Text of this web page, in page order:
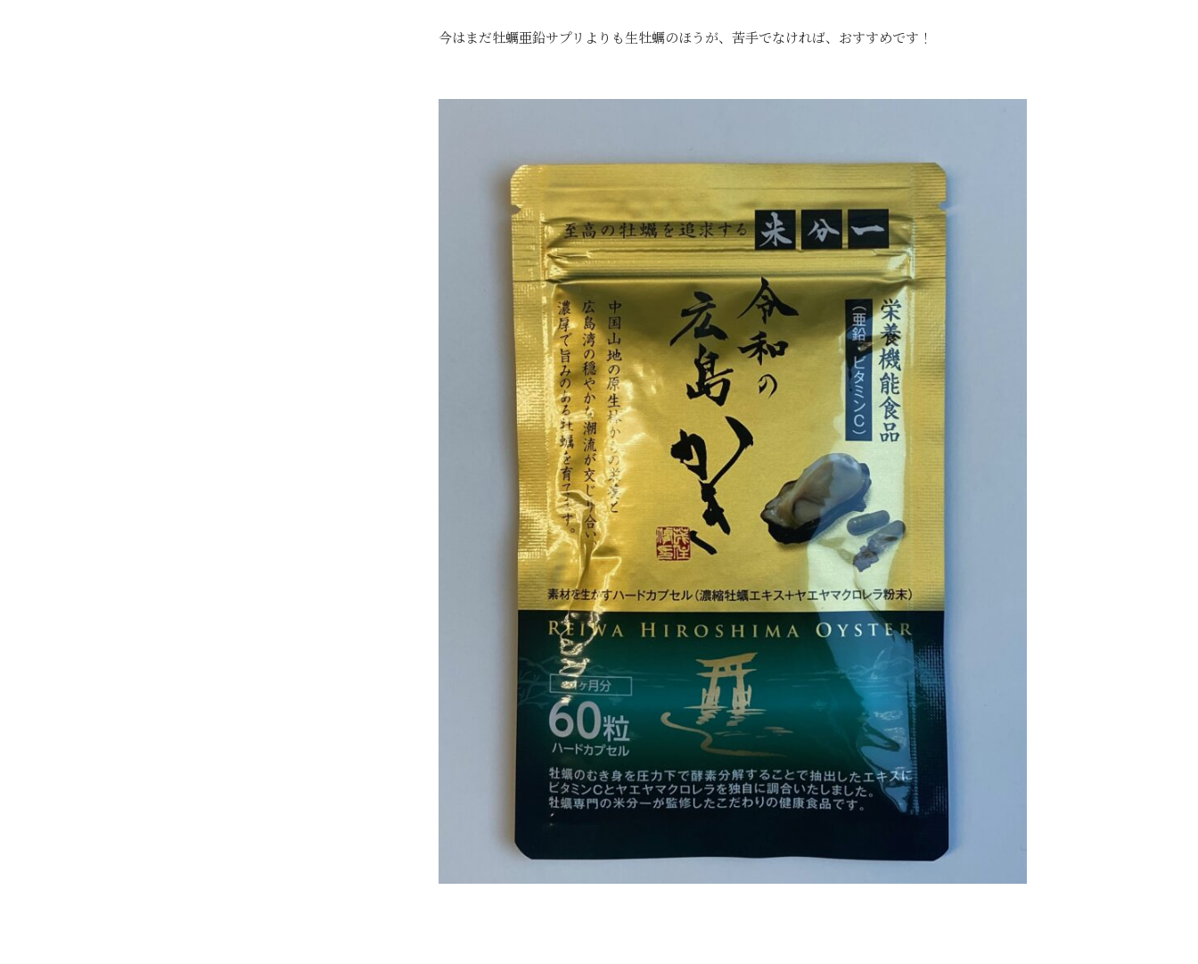
今はまだ牡蠣亜鉛サプリよりも生牡蠣のほうが、苦手でなければ、おすすめです！